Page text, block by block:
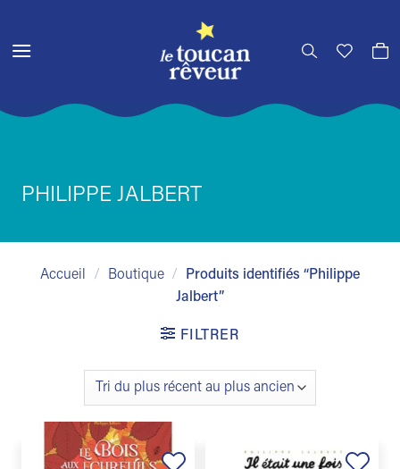
contenu
PHILIPPE JALBERT
Accueil / Boutique /
Produits identifiés “Philippe
Jalbert”
FILTRER